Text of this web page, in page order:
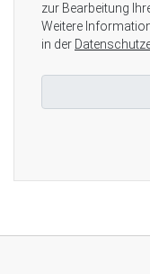
zur Bearbeitung
Weitere
in der